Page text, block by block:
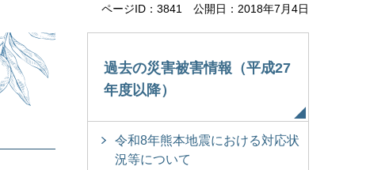
ページID：3841 公開日：2018年7月4日
過去の災害被害情報（平成27
年度以降）
令和8年熊本地震における対応状
況等について